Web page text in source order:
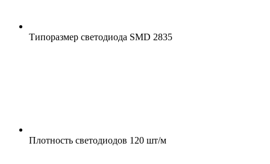
Типоразмер светодиода SMD 2835
Плотность светодиодов 120 шт/м